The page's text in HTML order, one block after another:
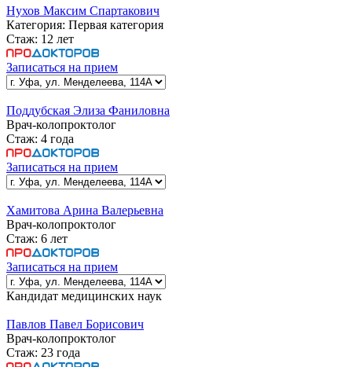
Нухов Максим Спартакович
Категория: Первая категория
Стаж: 12 лет
Записаться на прием
Поддубская Элиза Фаниловна
Врач-колопроктолог
Стаж: 4 года
Записаться на прием
Хамитова Арина Валерьевна
Врач-колопроктолог
Стаж: 6 лет
Записаться на прием
Кандидат медицинских наук
Павлов Павел Борисович
Врач-колопроктолог
Стаж: 23 года